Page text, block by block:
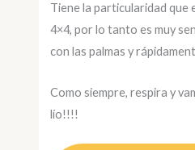
Tiene la particularidad que
4×4, por lo tanto es muy
con las palmas y
Como siempre, respira y
lío!!!!